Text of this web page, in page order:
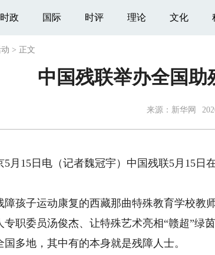
时政 国际 时评 理论 文化
> 正文
中国残联举办全国
来源： 新华网
15日电（记者魏冠宇）中国残联5月15日
子运动康复的西藏那曲特殊教育学校教
专职委员汤俊杰、让特殊艺术亮相“赣超”
国多地，其中有的本身就是残障人士。